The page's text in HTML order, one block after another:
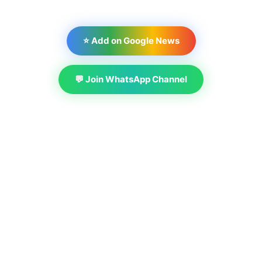
⭐ Add on Google News
💬 Join WhatsApp Channel